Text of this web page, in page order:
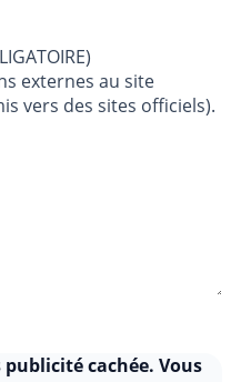
MESSAGE (OBLIGATOIRE)
externes au site
vers des sites officiels).